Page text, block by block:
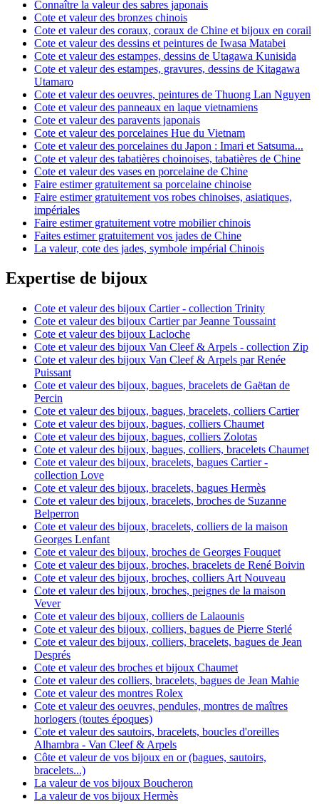
Connaître la valeur des sabres japonais
Cote et valeur des bronzes chinois
Cote et valeur des coraux, coraux de Chine et bijoux en corail
Cote et valeur des dessins et peintures de Iwasa Matabei
Cote et valeur des estampes, dessins de Utagawa Kunisida
Cote et valeur des estampes, gravures, dessins de Kitagawa
Utamaro
Cote et valeur des oeuvres, peintures de Thuong Lan Nguyen
Cote et valeur des panneaux en laque vietnamiens
Cote et valeur des paravents japonais
Cote et valeur des porcelaines Hue du Vietnam
Cote et valeur des porcelaines du Japon : Imari et Satsuma...
Cote et valeur des tabatières choinoises, tabatières de Chine
Cote et valeur des vases en porcelaine de Chine
Faire estimer gratuitement sa porcelaine chinoise
Faire estimer gratuitement vos robes chinoises, asiatiques,
impériales
Faire estimer gratuitement votre mobilier chinois
Faites estimer gratuitement vos jades de Chine
La valeur, cote des jades, symbole impérial Chinois
Expertise de bijoux
Cote et valeur des bijoux Cartier - collection Trinity
Cote et valeur des bijoux Cartier par Jeanne Toussaint
Cote et valeur des bijoux Lacloche
Cote et valeur des bijoux Van Cleef & Arpels - collection Zip
Cote et valeur des bijoux Van Cleef & Arpels par Renée
Puissant
Cote et valeur des bijoux, bagues, bracelets de Gaëtan de
Percin
Cote et valeur des bijoux, bagues, bracelets, colliers Cartier
Cote et valeur des bijoux, bagues, colliers Chaumet
Cote et valeur des bijoux, bagues, colliers Zolotas
Cote et valeur des bijoux, bagues, colliers, bracelets Chaumet
Cote et valeur des bijoux, bracelets, bagues Cartier -
collection Love
Cote et valeur des bijoux, bracelets, bagues Hermès
Cote et valeur des bijoux, bracelets, broches de Suzanne
Belperron
Cote et valeur des bijoux, bracelets, colliers de la maison
Georges Lenfant
Cote et valeur des bijoux, broches de Georges Fouquet
Cote et valeur des bijoux, broches, bracelets de René Boivin
Cote et valeur des bijoux, broches, colliers Art Nouveau
Cote et valeur des bijoux, broches, peignes de la maison
Vever
Cote et valeur des bijoux, colliers de Lalaounis
Cote et valeur des bijoux, colliers, bagues de Pierre Sterlé
Cote et valeur des bijoux, colliers, bracelets, bagues de Jean
Després
Cote et valeur des broches et bijoux Chaumet
Cote et valeur des colliers, bracelets, bagues de Jean Mahie
Cote et valeur des montres Rolex
Cote et valeur des oeuvres, pendules, montres de maîtres
horlogers (toutes époques)
Cote et valeur des sautoirs, bracelets, boucles d'oreilles
Alhambra - Van Cleef & Arpels
Côte et valeur de vos bijoux en or (bagues, sautoirs,
bracelets...)
La valeur de vos bijoux Boucheron
La valeur de vos bijoux Hermès